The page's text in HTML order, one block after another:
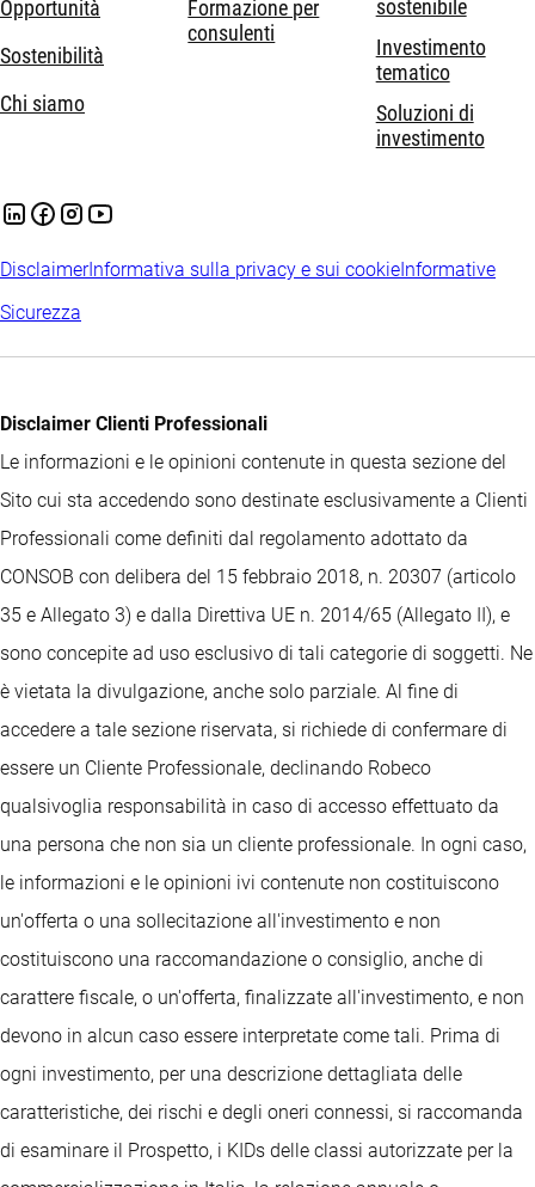
Opportunità
Sostenibilità
Chi siamo
Formazione per
consulenti
sostenibile
Investimento
tematico
Soluzioni di
investimento
DisclaimerInformativa sulla privacy e sui cookieInformative
Sicurezza
Disclaimer Clienti Professionali
Le informazioni e le opinioni contenute in questa sezione del
Sito cui sta accedendo sono destinate esclusivamente a Clienti
Professionali come definiti dal regolamento adottato da
CONSOB con delibera del 15 febbraio 2018, n. 20307 (articolo
35 e Allegato 3) e dalla Direttiva UE n. 2014/65 (Allegato II), e
sono concepite ad uso esclusivo di tali categorie di soggetti. Ne
è vietata la divulgazione, anche solo parziale. Al fine di
accedere a tale sezione riservata, si richiede di confermare di
essere un Cliente Professionale, declinando Robeco
qualsivoglia responsabilità in caso di accesso effettuato da
una persona che non sia un cliente professionale. In ogni caso,
le informazioni e le opinioni ivi contenute non costituiscono
un'offerta o una sollecitazione all'investimento e non
costituiscono una raccomandazione o consiglio, anche di
carattere fiscale, o un'offerta, finalizzate all'investimento, e non
devono in alcun caso essere interpretate come tali. Prima di
ogni investimento, per una descrizione dettagliata delle
caratteristiche, dei rischi e degli oneri connessi, si raccomanda
di esaminare il Prospetto, i KIDs delle classi autorizzate per la